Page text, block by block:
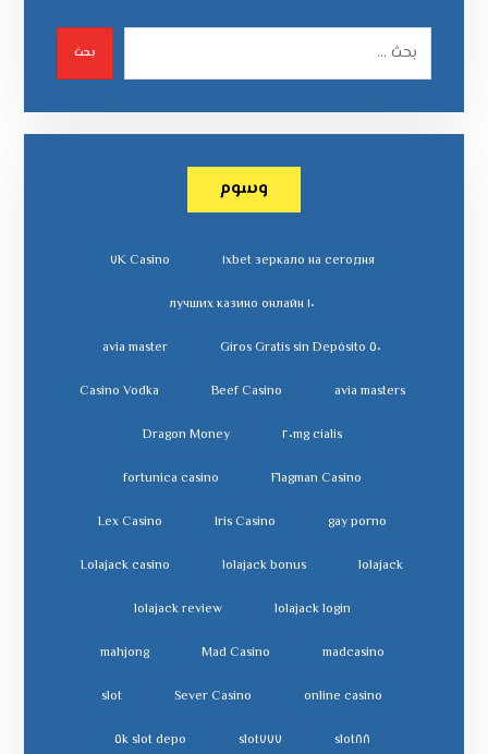
بحث
وسوم
١xbet зеркало на сегодня ٧K Casino
١٠ лучших казино онлайн
٥٠ Giros Gratis sin Depósito avia master
avia masters
Beef Casino
Casino Vodka
cialis ٢٠mg Dragon Money
Flagman Casino
fortunica casino
gay porno
Iris Casino
Lex Casino
lolajack
lolajack bonus
Lolajack casino
lolajack login
lolajack review
madcasino
Mad Casino
mahjong
online casino
Sever Casino
slot
slot٨٨ slot٧٧٧ slot depo ٥k